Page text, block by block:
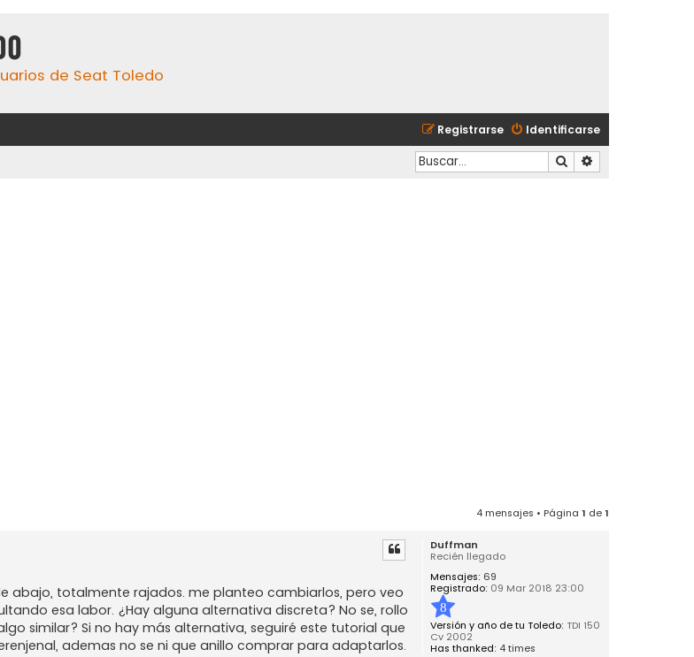
de Seat Toledo
Identificarse
Registrarse
Buscar
4 mensajes • Página 1 de1
Duffman
Recién llegado
Mensajes: 69
Registrado: 09 Mar 2018 23:00
8
Versión y año de tu Toledo: TDI 150
Cv 2002
Has thanked: 4 times
abajo, totalmente rajados. me planteo cambiarlos, pero veo
esa labor. ¿Hay alguna alternativa discreta? No se, rollo
similar? Si no hay más alternativa, seguiré este tutorial que
ademas no se ni que anillo comprar para adaptarlos.